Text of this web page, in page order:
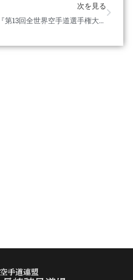
次を見る
『第13回全世界空手道選手権大会』のお知らせ